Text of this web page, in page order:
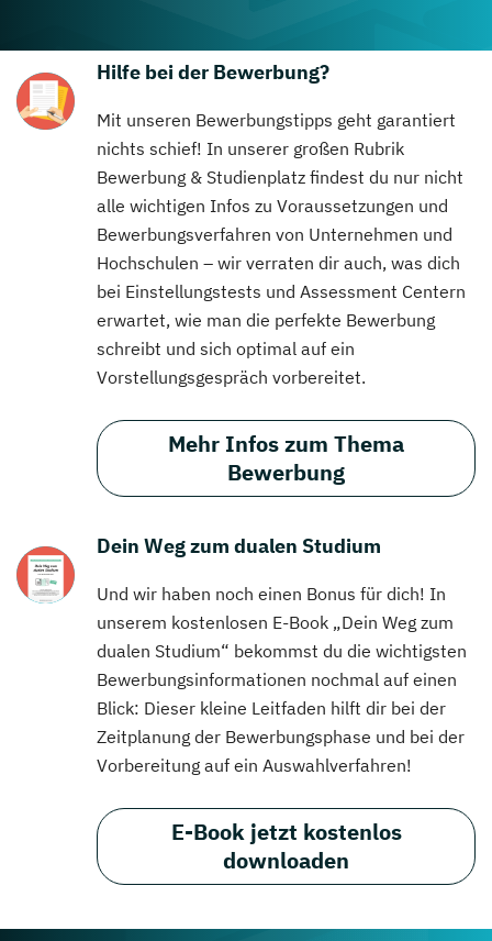
Hilfe bei der Bewerbung?
Mit unseren Bewerbungstipps geht garantiert
nichts schief! In unserer großen Rubrik
Bewerbung & Studienplatz findest du nur nicht
alle wichtigen Infos zu Voraussetzungen und
Bewerbungsverfahren von Unternehmen und
Hochschulen – wir verraten dir auch, was dich
bei Einstellungstests und Assessment Centern
erwartet, wie man die perfekte Bewerbung
schreibt und sich optimal auf ein
Vorstellungsgespräch vorbereitet.
Mehr Infos zum Thema
Bewerbung
Dein Weg zum dualen Studium
Und wir haben noch einen Bonus für dich! In
unserem kostenlosen E-Book „Dein Weg zum
dualen Studium“ bekommst du die wichtigsten
Bewerbungsinformationen nochmal auf einen
Blick: Dieser kleine Leitfaden hilft dir bei der
Zeitplanung der Bewerbungsphase und bei der
Vorbereitung auf ein Auswahlverfahren!
E-Book jetzt kostenlos
downloaden